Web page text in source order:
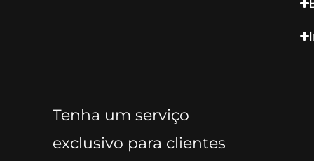
Tenha um serviço
exclusivo para clientes